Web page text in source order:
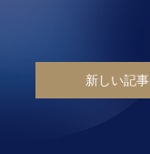
新しい記事